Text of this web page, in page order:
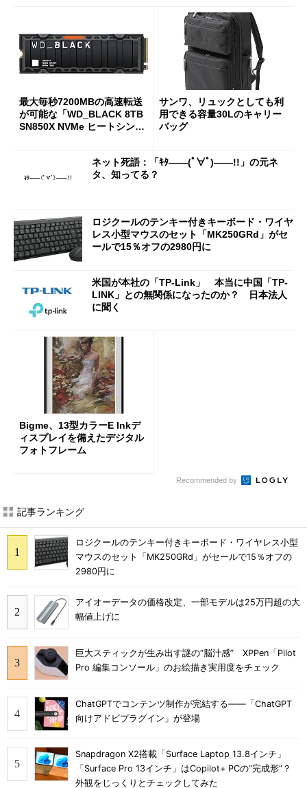
最大毎秒7200MBの高速転送
が可能な「WD_BLACK 8TB
SN850X NVMe ヒートシンク
サンワ、リュックとしても利
用できる容量30Lのキャリー
バッグ
ネット死語：「ｷﾀ――(ﾟ∀ﾟ)――!!」の元ネ
タ、知ってる？
ロジクールのテンキー付きキーボード・ワイヤ
レス小型マウスのセット「MK250GRd」がセ
ールで15％オフの2980円に
米国が本社の「TP-Link」 本当に中国「TP-
LINK」との無関係になったのか？ 日本法人
に聞く
Bigme、13型カラーE Inkデ
ィスプレイを備えたデジタル
フォトフレーム
Recommended by
記事ランキング
ロジクールのテンキー付きキーボード・ワイヤレス小型
マウスのセット「MK250GRd」がセールで15％オフの
2980円に
アイオーデータの価格改定、一部モデルは25万円超の大
幅値上げに
巨大スティックが生み出す謎の“脳汁感” XPPen「Pilot
Pro 編集コンソール」のお絵描き実用度をチェック
ChatGPTでコンテンツ制作が完結する――「ChatGPT
向けアドビプラグイン」が登場
Snapdragon X2搭載「Surface Laptop 13.8インチ」
「Surface Pro 13インチ」はCopilot+ PCの“完成形”？
外観をじっくりとチェックしてみた